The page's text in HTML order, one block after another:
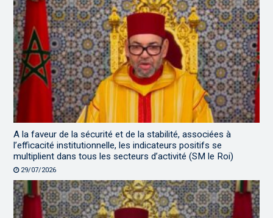
A la faveur de la sécurité et de la stabilité, associées à
l’efficacité institutionnelle, les indicateurs positifs se
multiplient dans tous les secteurs d’activité (SM le Roi)
29/07/2026